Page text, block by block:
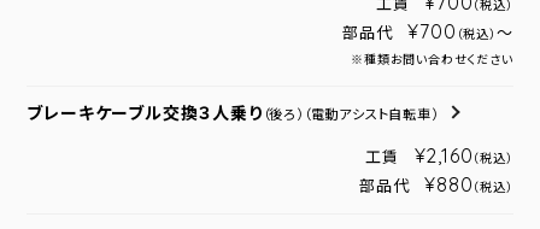
（税込）
部品代 ¥700 （税込） ～
※種類お問い合わせください
ブレーキケーブル交換３人乗り （後ろ） （電動アシスト自転車）
工賃 ¥2,160 （税込）
部品代 ¥880 （税込）